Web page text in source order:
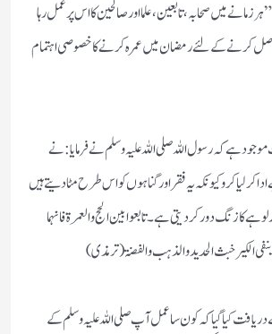
زمانے میں صحابہ ، تابعین ، علما اور صالحین کا اس پر عمل رہا
کرنے کے لئے رمضان میں عمرہ کرنے کا خصوصی اہتمام
ہے کہ رسول اللہ صلی اللہ علیہ وسلم نے فرمایا:نے
ادا کرلیا کرو کیونکہ یہ فقر اورگناہوں کواس طر ح مٹا دیتے ہیں
کا زنگ دور کردیتی ہے۔تابعوا بین الحج والعمرۃ فانہما
الکیر خبث الحدید والذہب والفضۃ (ترمذی)
کيا گيا کہ کون سا عمل آپ صلی اللہ علیہ وسلم کے